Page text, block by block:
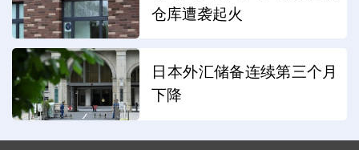
仓库遭袭起火
日本外汇储备连续第三个月
下降